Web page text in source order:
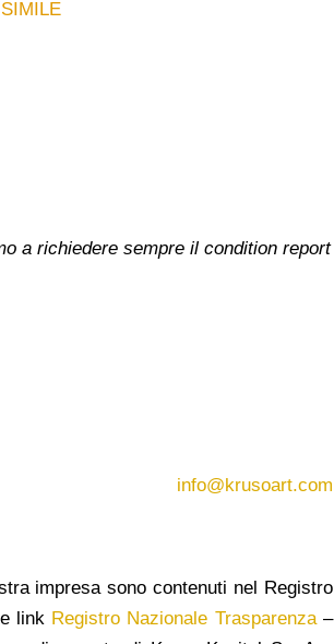
a richiedere sempre il condition report
info@krusoart.com
impresa sono contenuti nel Registro
link Registro Nazionale Trasparenza–